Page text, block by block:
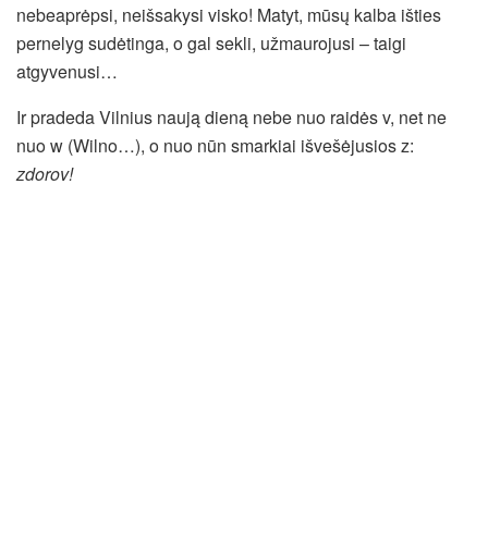
nebeaprėpsi, neišsakysi visko! Matyt, mūsų kalba išties
pernelyg sudėtinga, o gal sekli, užmaurojusi – taigi
atgyvenusi…
Ir pradeda Vilnius naują dieną nebe nuo raidės v, net ne
nuo w (Wilno…), o nuo nūn smarkiai išvešėjusios z:
zdorov!